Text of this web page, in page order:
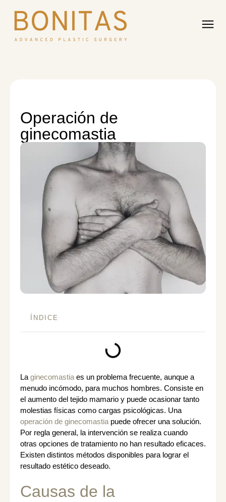
Operación de
ginecomastia
ÍNDICE
La ginecomastia es un problema frecuente, aunque a
menudo incómodo, para muchos hombres. Consiste en
el aumento del tejido mamario y puede ocasionar tanto
molestias físicas como cargas psicológicas. Una
operación de ginecomastia puede ofrecer una solución.
Por regla general, la intervención se realiza cuando
otras opciones de tratamiento no han resultado eficaces.
Existen distintos métodos disponibles para lograr el
resultado estético deseado.
Causas de la